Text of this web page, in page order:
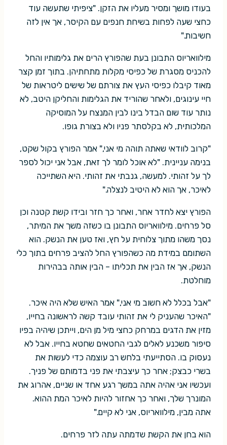
בעודו מושך ומסיר מעליו את הזקן. "ציפיתי שתעשה עוד
כחצי שעה לפחות בשיחת חנפים עם הקיסר, אך אין לזה
חשיבות."
מילוואריוס התבונן בעת שהפורץ הרים את גלימותיו והחל
להכניס מסגרת של כפיסי מקלות מתחתיהן. בתוך זמן קצר
מאוד קיבלו כפיסי העץ את צורתם של שישים ליטראות של
חיי עינוגים, ולאחר שהוריד את הגלימות והחליקן היטב, לא
נותר עוד שום הבדל בינו לבין המנצח על המוסיקה
המלכותית, לא בקלסתר פניו ולא בצורת גופו.
"קרוב לוודאי שאתה תוהה מי אני," אמר הפורץ בקול שקט,
בנימה עניינית. "לא אוכל לומר לך זאת, אבל אני יכול לספר
לך על זהותי. למעשה, גנבתי את זהותי. היא השתייכה
לאיכר, אך הוא לא היטיב לנצלה."
הפורץ יצא לחדר אחר, ואחר כך חזר ובידו קשת קטנה וכן
סל פרחים. מילוואריוס התבונן בו כשזה משך את המיתר,
נסך משהו מתוך צלוחית על חץ, ואז טען את הנשק. הוא
השתומם במידת מה כשהפורץ החל להציב פרחים בתוך כלי
הנשק, אך אז הבין את תכליתו – הבין אותה בבהירות
מוחלטת.
"אבל בכלל לא חשוב מי אני," אמר האיש שלא היה איכר.
"האיכר שהעניק לי את זהותי עובד קשה לראשונה בחייו,
מזין את הדגים במרחק כחצי מיל מן הים, וייתכן שיהיה בפיו
סיפור משכנע לאלים לגבי החטאים שחטא בחייו. אבל לא
נעסוק בו. הסתייעתי בלחש רב עוצמה כדי לעשות את
בשרי כבצק; אחר כך עיצבתי את פני בדמותם של פניך.
ועכשיו אני אהיה אתה במשך רגע אחד או שניים, אהרוג את
המונרך שלך, ואחר כך אחזור להיות לאיכר המת ההוא.
אתה מבין, מילוואריוס, אני לא קיים."
הוא בחן את הקשת שדמתה עתה לזר פרחים.